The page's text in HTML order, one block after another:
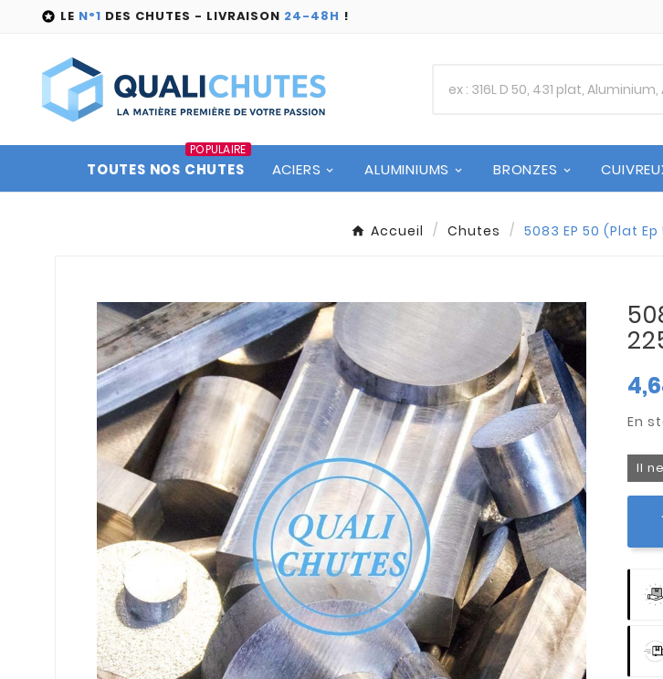
 LE N°1 DES CHUTES - LIVRAISON 24-48H !
TOUTES NOS CHUTES
POPULAIRE
ACIERS ALUMINIUMS BRONZES
Accueil Chutes 5083 EP 50 (Plat
Il